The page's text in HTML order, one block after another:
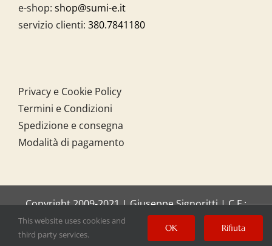
e-shop: shop@sumi-e.it
servizio clienti: 380.7841180
Privacy e Cookie Policy
Termini e Condizioni
Spedizione e consegna
Modalità di pagamento
Copyright 2009-2021 | Giuseppe Signoritti | C.F.:
SGNGPP61C20I158O
This website uses cookies and
third party services.
OK Rifiuta